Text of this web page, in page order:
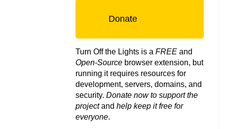
Donate
Turn Off the Lights is a FREE and
Open-Source browser extension, but
running it requires resources for
development, servers, domains, and
security. Donate now to support the
projectand help keep it free for
everyone.